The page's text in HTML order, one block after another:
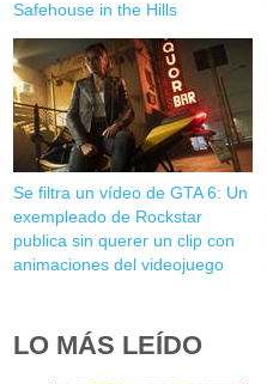
Safehouse in the Hills
Se filtra un vídeo de GTA 6: Un
exempleado de Rockstar
publica sin querer un clip con
animaciones del videojuego
LO MÁS LEÍDO